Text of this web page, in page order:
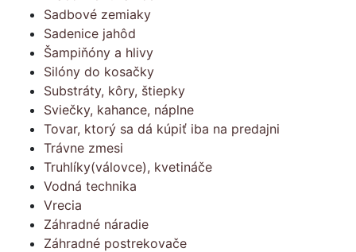
Sadbové zemiaky
Sadenice jahôd
Šampiňóny a hlivy
Silóny do kosačky
Substráty, kôry, štiepky
Sviečky, kahance, náplne
Tovar, ktorý sa dá kúpiť iba na predajni
Trávne zmesi
Truhlíky(válovce), kvetináče
Vodná technika
Vrecia
Záhradné náradie
Záhradné postrekovače